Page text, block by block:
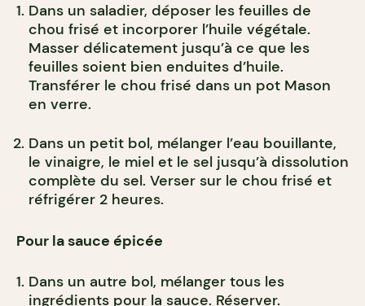
Dans un saladier, déposer les feuilles de
chou frisé et incorporer l’huile végétale.
Masser délicatement jusqu’à ce que les
feuilles soient bien enduites d’huile.
Transférer le chou frisé dans un pot Mason
en verre.
Dans un petit bol, mélanger l’eau bouillante,
le vinaigre, le miel et le sel jusqu’à dissolution
complète du sel. Verser sur le chou frisé et
réfrigérer 2 heures.
Pour la sauce épicée
Dans un autre bol, mélanger tous les
ingrédients pour la sauce. Réserver.